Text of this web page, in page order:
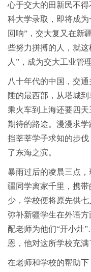
心于交大的田新民不
科大学录取，即将成
回响”，交大复又在新
些努力拼搏的人，就
人”，成为交大工业管
八十年代的中国，交
陲的最西部，从塔城
乘火车到上海还要四
期待的路途。漫漫求
挡莘莘学子求知的步
了东海之滨。
暴雨过后的凌晨三点
疆同学离家千里，携
少，学校便将原先供
弥补新疆学生在外语
配老师为他们“开小灶
恩，他对这所学校充满
在老师和学校的帮助